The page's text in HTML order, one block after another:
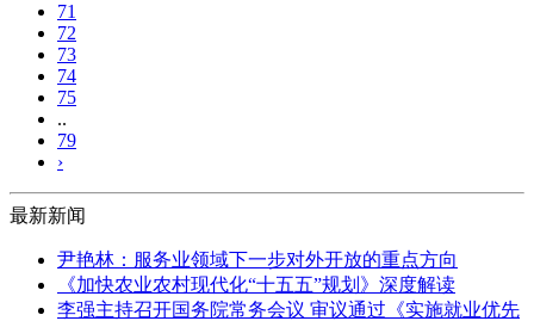
71
72
73
74
75
..
79
›
最新新闻
尹艳林：服务业领域下一步对外开放的重点方向
《加快农业农村现代化“十五五”规划》深度解读
李强主持召开国务院常务会议 审议通过《实施就业优先